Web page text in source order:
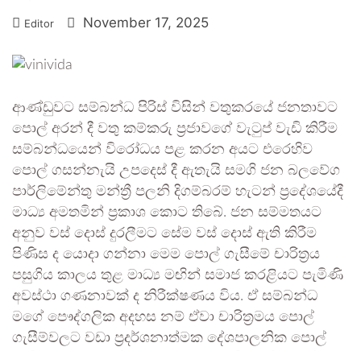
Editor November 17, 2025
ආණ්ඩුවට සම්බන්ධ පිරිස් විසින් වතුකරයේ ජනතාවට
පොල් අරන් දී වතු කම්කරු ප්‍රජාවගේ වැටුප් වැඩි කිරීම
සම්බන්ධයෙන් විරෝධය පළ කරන අයට එරෙහිව
පොල් ගසන්නැයි උපදෙස් දී ඇතැයි සමගි ජන බලවේග
පාර්ලිමේන්තු මන්ත්‍රී පලනි දිගම්බරම් හැටන් ප්‍රදේශයේදී
මාධ්‍ය අමතමින් ප්‍රකාශ කොට තිබේ. ජන සම්මතයට
අනුව වස් දොස් දුරලීමට සේම වස් දොස් ඇති කිරීම
පිණිස ද යොදා ගන්නා මෙම පොල් ගැසීමේ චාරිත්‍රය
පසුගිය කාලය තුළ මාධ්‍ය මඟින් සමාජ කරළියට පැමිණි
අවස්ථා ගණනාවක් ද නිරීක්ෂණය විය. ඒ සම්බන්ධ
මගේ පෞද්ගලික අදහස නම් ඒවා චාරිත්‍රමය පොල්
ගැසීම්වලට වඩා ප්‍රදර්ශනාත්මක දේශපාලනික පොල්